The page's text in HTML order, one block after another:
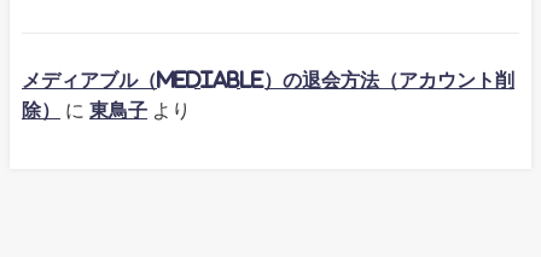
メディアブル（mediable）の退会方法（アカウント削
除）
に 東鳥子 より